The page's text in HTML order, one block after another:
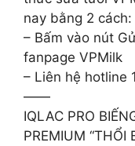
nay bằng 2 cách:
– Bấm vào nút
fanpage VPMilk
– Liên hệ hotline
——
IQLAC PRO
PREMIUM “THỔI